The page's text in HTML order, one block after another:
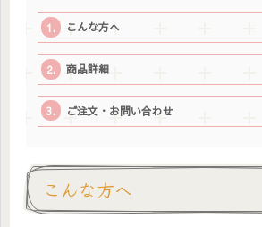
こんな方へ
商品詳細
ご注文・お問い合わせ
こんな方へ